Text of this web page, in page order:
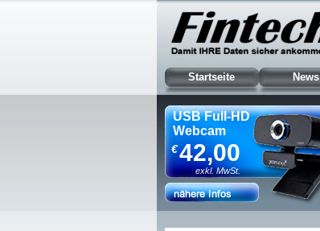
Startseite News
USB Full-HD
Webcam
42,00
€
exkl. MwSt.